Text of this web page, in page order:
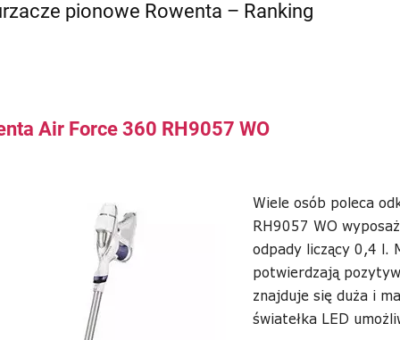
pionowe Rowenta – Ranking
Air Force 360 RH9057 WO
Wiele osób poleca
RH9057 WO
odpady liczący 0,4 l.
potwierdzają
znajduje się duża i
światełka LED